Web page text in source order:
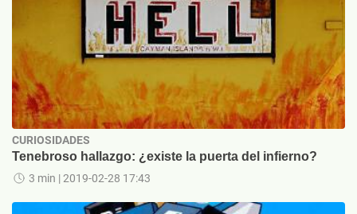
CURIOSIDADES
Tenebroso hallazgo: ¿existe la puerta del infierno?
3 min | 2019-02-28 17:43